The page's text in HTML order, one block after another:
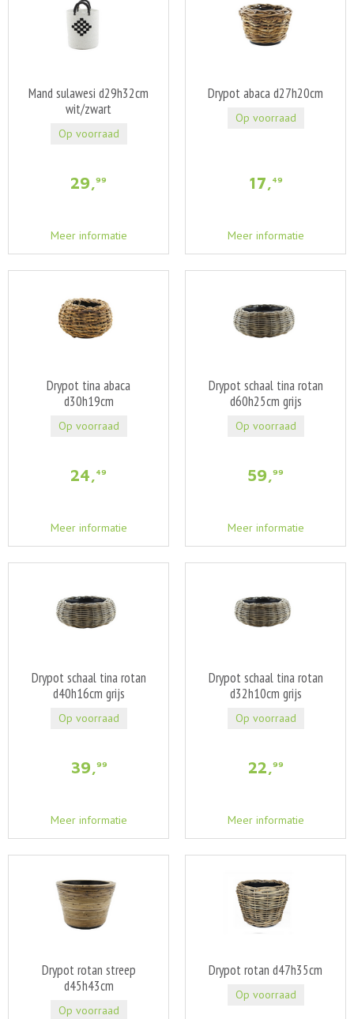
Mand sulawesi d29h32cm
wit/zwart
29,99
Meer informatie
Op voorraad
Drypot abaca d27h20cm
17,49
Meer informatie
Op voorraad
Drypot tina abaca
d30h19cm
24,49
Meer informatie
Op voorraad
Drypot schaal tina rotan
d60h25cm grijs
59,99
Meer informatie
Op voorraad
Drypot schaal tina rotan
d40h16cm grijs
39,99
Meer informatie
Op voorraad
Drypot schaal tina rotan
d32h10cm grijs
22,99
Meer informatie
Op voorraad
Drypot rotan streep
d45h43cm
Op voorraad
Drypot rotan d47h35cm
Op voorraad